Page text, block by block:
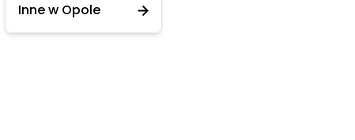
Inne w Opole